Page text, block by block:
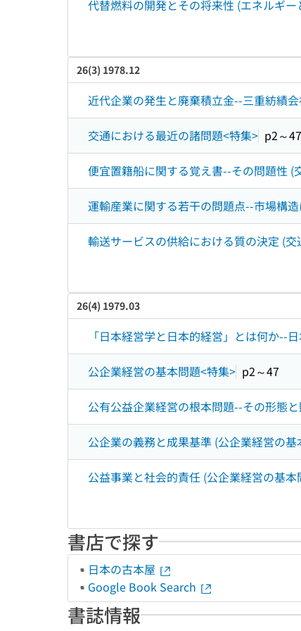
代替燃料の開発とその将来性 (エネルギー
26(3) 1978.12
近代企業の発生と廃棄積立金--三重紡績
交通における最近の諸問題<特集> p2～47
便宜置籍船に関する覚え書--その問題性 (
運輸産業に関する若干の問題点--市場構
輸送サービスの供給における質の決定 (
26(4) 1979.03
「日本経営学と日本的経営」とは何か--
公企業経営の基本問題<特集> p2～47
公有公益企業経営の根本問題--その形態
公企業の義務と成果基準 (公企業経営の基
公益事業と社会的責任 (公企業経営の基本
書店で探す
日本の古本屋
Google Book Search
書誌情報